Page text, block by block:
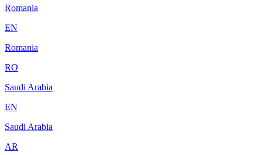
Romania
EN
Romania
RO
Saudi Arabia
EN
Saudi Arabia
AR